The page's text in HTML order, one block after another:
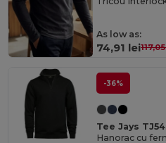
As low as:
74,91 lei
-36%
Tee Jays